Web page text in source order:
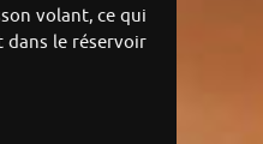
volant, ce qui
dans le réservoir